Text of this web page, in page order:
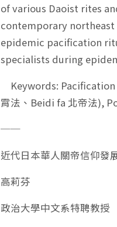
of various Daoist rites
contemporary
epidemic pacification
specialists during
Keywords: Pacification
霄法、Beidi fa 北帝法),
──
近代日本華人關帝信仰
高莉芬
政治大學中文系特聘教授